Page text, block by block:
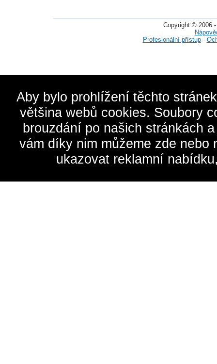
Copyright © 2006
Profesionální přístup-
Aby bylo prohlížení těchto
většina webů cookies. Soubory
brouzdání po našich stránkách
vám díky nim můžeme zde
ukazovat reklamní